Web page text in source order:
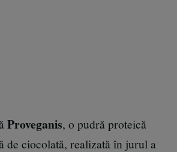
Proveganis, o pudră proteică
de ciocolată, realizată în jurul a